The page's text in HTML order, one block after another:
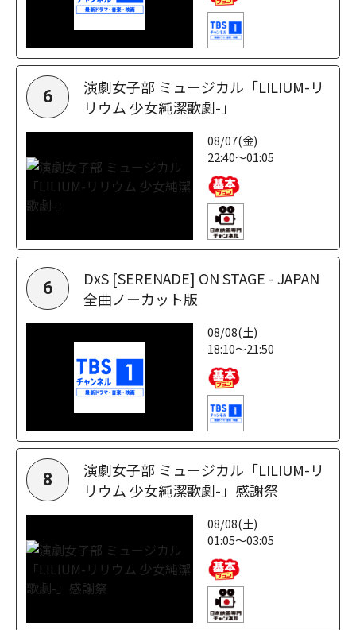
6
演劇女子部 ミュージカル「LILIUM-リ
リウム 少女純潔歌劇-」
08/07(金)
22:40～01:05
6
DxS [SERENADE] ON STAGE - JAPAN
全曲ノーカット版
08/08(土)
18:10～21:50
8
演劇女子部 ミュージカル「LILIUM-リ
リウム 少女純潔歌劇-」感謝祭
08/08(土)
01:05～03:05